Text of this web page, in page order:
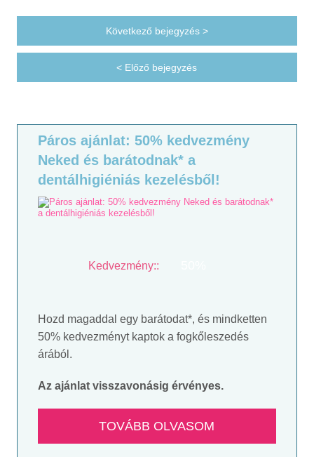
Következő bejegyzés >
< Előző bejegyzés
Páros ajánlat: 50% kedvezmény
Neked és barátodnak* a
dentálhigiéniás kezelésből!
Kedvezmény::
Hozd magaddal egy barátodat*, és mindketten
50% kedvezményt kaptok a fogkőleszedés
árából.
Az ajánlat visszavonásig érvényes.
TOVÁBB OLVASOM